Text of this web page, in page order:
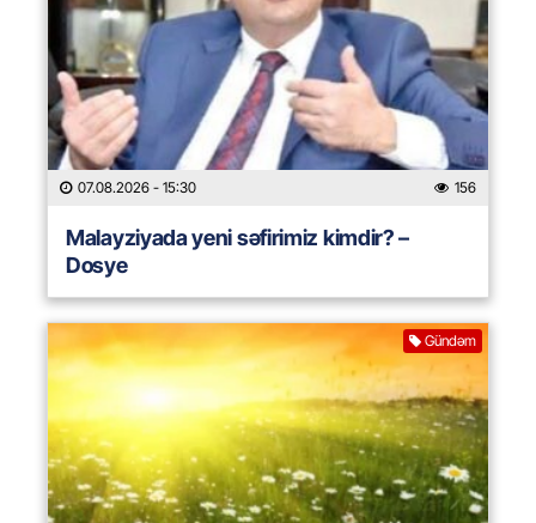
07.08.2026 - 15:30 156
Malayziyada yeni səfirimiz kimdir? –
Dosye
Gündəm